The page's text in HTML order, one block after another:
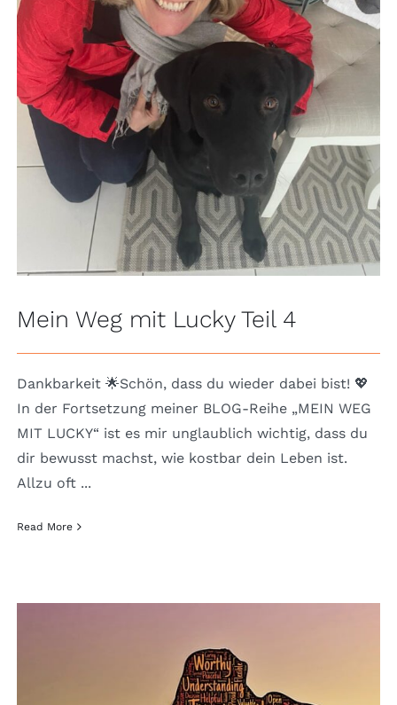
Mein Weg mit Lucky Teil 4
Dankbarkeit 🌟Schön, dass du wieder dabei bist! 💖
In der Fortsetzung meiner BLOG-Reihe „MEIN WEG
MIT LUCKY“ ist es mir unglaublich wichtig, dass du
dir bewusst machst, wie kostbar dein Leben ist.
Allzu oft ...
Read More